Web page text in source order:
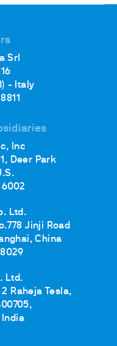
Srl
- Italy
Inc
Deer Park
6002
Ltd.
Jinji Road
China
Ltd.
Raheja Tesla,
India